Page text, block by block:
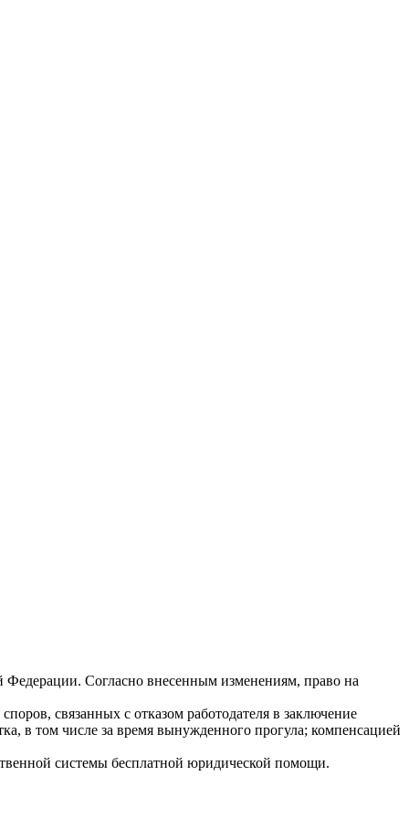
Согласно внесенным изменениям, право на
связанных с отказом работодателя в заключение
в том числе за время вынужденного прогула; компенсацией
системы бесплатной юридической помощи.